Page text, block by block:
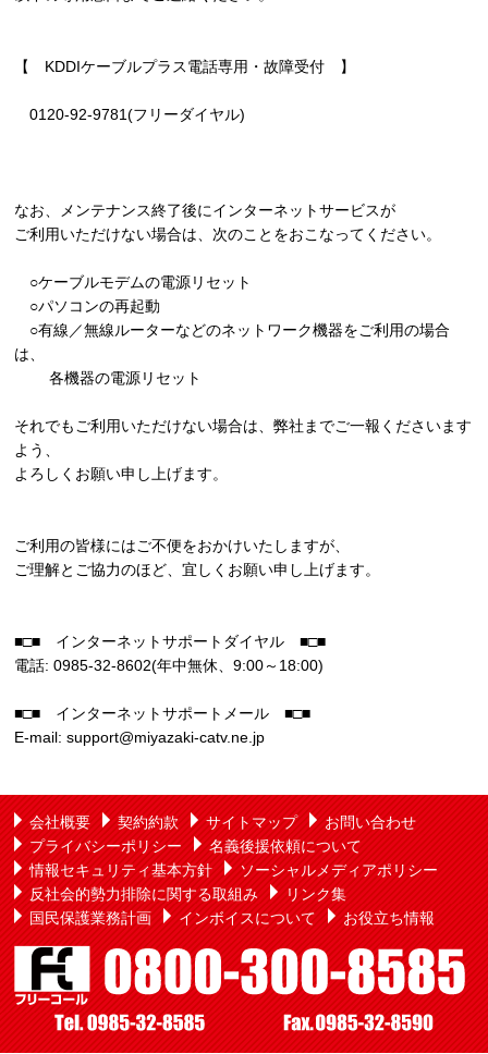
【 KDDIケーブルプラス電話専用・故障受付 】
0120-92-9781(フリーダイヤル)
なお、メンテナンス終了後にインターネットサービスが
ご利用いただけない場合は、次のことをおこなってください。
○ケーブルモデムの電源リセット
○パソコンの再起動
○有線／無線ルーターなどのネットワーク機器をご利用の場合
は、
各機器の電源リセット
それでもご利用いただけない場合は、弊社までご一報くださいます
よう、
よろしくお願い申し上げます。
ご利用の皆様にはご不便をおかけいたしますが、
ご理解とご協力のほど、宜しくお願い申し上げます。
■□■ インターネットサポートダイヤル ■□■
電話: 0985-32-8602(年中無休、9:00～18:00)
■□■ インターネットサポートメール ■□■
E-mail: support@miyazaki-catv.ne.jp
会社概要 契約約款 サイトマップ
お問い合わせ
プライバシーポリシー
名義後援依頼について
情報セキュリティ基本方針
ソーシャルメディアポリシー
反社会的勢力排除に関する取組み
リンク集
国民保護業務計画
インボイスについて お役立ち情報